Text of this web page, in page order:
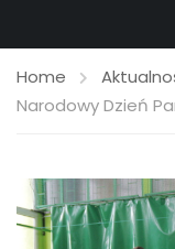
Home
Narodowy Dzień